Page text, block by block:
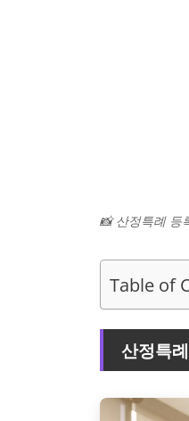
📸 산정특례 등
Table of
산정특